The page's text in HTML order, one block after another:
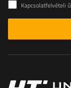
Kapcsolatfelvételi űrlap Hozzájárulok a